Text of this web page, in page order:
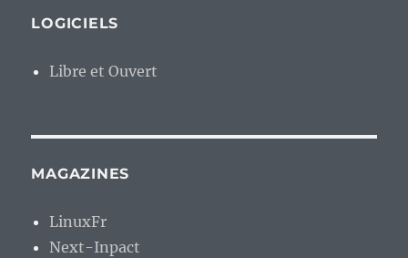
LOGICIELS
Libre et Ouvert
MAGAZINES
LinuxFr
Next-Inpact